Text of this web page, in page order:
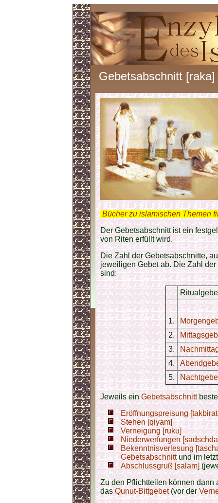
Gebetsabschnitt [raka]
Bücher zu islamischen Themen
Der Gebetsabschnitt ist ein
von Riten erfüllt wird.
Die Zahl der Gebetsabschnitte,
jeweiligen Gebet ab. Die Zahl
sind:
1.
2.
3.
4.
5.
Jeweils einGebetsabschnitt
Eröffnungspreisung
Stehen [qiyam]
Verneigung [ruku]
Niederwerfungen
Bekenntnisverlesung
Gebetsabschnittund im
Abschlussgruß [salam]
Zu den Pflichtteilen können dann
dasQunut-Bittgebet(vor der